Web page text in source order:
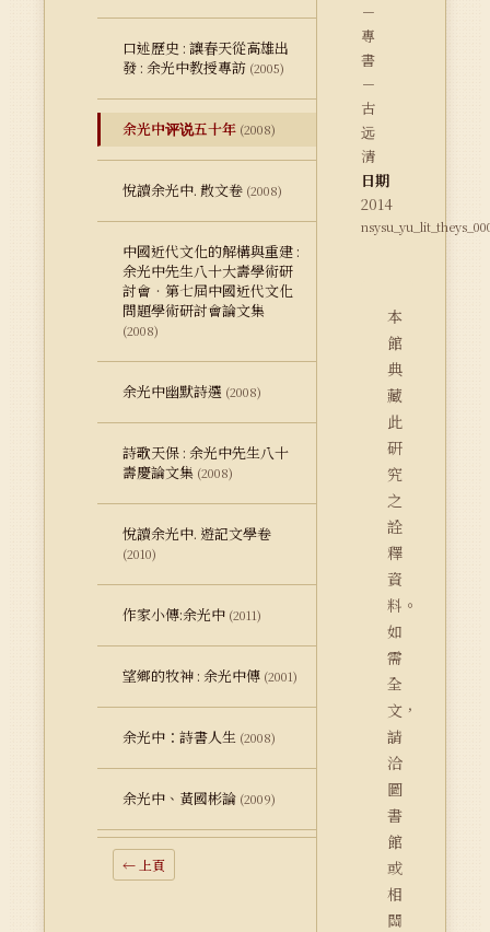
口述歷史 : 讓春天從高雄出
發 : 余光中教授專訪 (2005)
余光中评说五十年 (2008)
悅讀余光中. 散文卷 (2008)
中國近代文化的解構與重建 :
余光中先生八十大壽學術研
討會‧第七屆中國近代文化
問題學術研討會論文集
(2008)
余光中幽默詩選 (2008)
詩歌天保 : 余光中先生八十
壽慶論文集 (2008)
悅讀余光中. 遊記文學卷
(2010)
作家小傳:余光中 (2011)
望鄉的牧神 : 余光中傳 (2001)
余光中：詩書人生 (2008)
余光中、黃國彬論 (2009)
← 上頁
－
專
書
－
古
远
清
日期
2014
本
館
典
藏
此
研
究
之
詮
釋
資
料。
如
需
全
文，
請
洽
圖
書
館
或
相
關